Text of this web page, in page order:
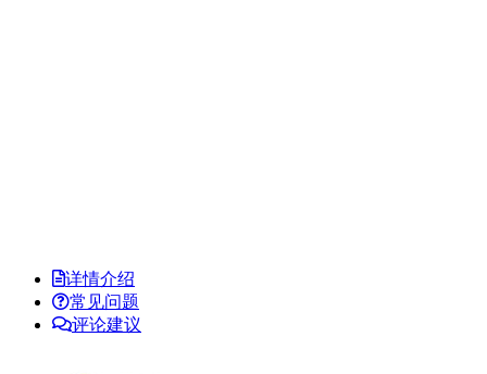
详情介绍
常见问题
评论建议